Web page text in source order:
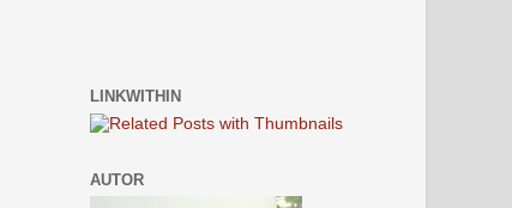
LINKWITHIN
AUTOR